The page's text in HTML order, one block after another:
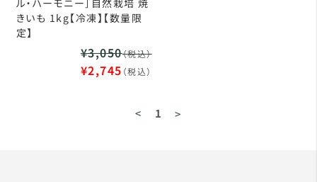
きいも 1kg【冷凍】【数量限
定】
¥3,050（税込）
¥2,745 （税込）
< 1 >